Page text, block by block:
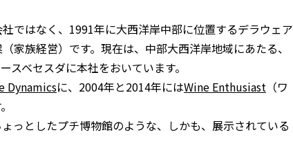
ではなく、1991年に大西洋岸中部に位置するデラウェア
家族経営）です。現在は、中部大西洋岸地域にあたる、
スベセスダに本社をおいています。
Dynamicsに、2004年と2014年にはWine Enthusiast （ワ
っとしたプチ博物館のような、しかも、展示されている